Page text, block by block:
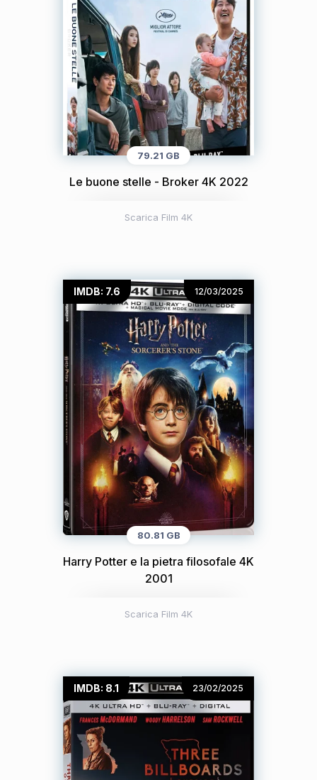
79.21 GB
Le buone stelle - Broker 4K 2022
Scarica Film 4K
IMDB: 7.6 12/03/2025
80.81 GB
Harry Potter e la pietra filosofale 4K
2001
Scarica Film 4K
IMDB: 8.1 23/02/2025